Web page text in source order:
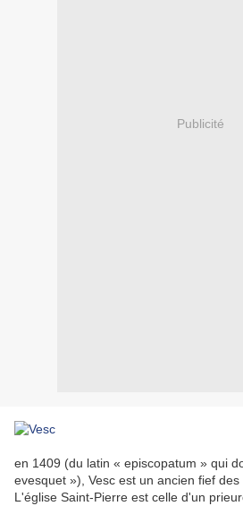
Publicité
en 1409 (du latin « episcopatum » qui
evesquet »), Vesc est un ancien fief des
L'église Saint-Pierre est celle d'un